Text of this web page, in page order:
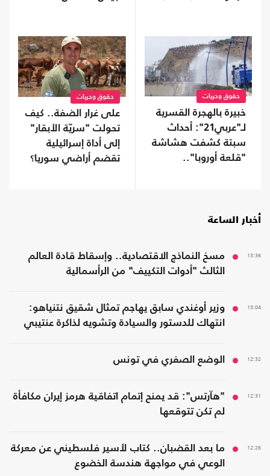
حقوق وحريات
خبيرة بالهجرة القسرية
لـ"عربي21": أحداث
سبتة كشفت هشاشة
"قلعة أوروبا"..
حقوق وحريات
على غرار الضفة.. كيف
تحولت "سريّة الأبقار"
إلى أداة إسرائيلية
تقضم أراضي سوريا؟
أخبار الساعة
13:36
مسخ النماذج الاقتصادية.. وإسقاط قادة العالم
الثالث "أدوات التكييف" من الرأسمالية
13:04
وزير أوغندي سابق يهاجم تمثال شقيق نتنياهو:
انتهاك للدستور والسيادة وتشويه لذاكرة عنتيبي
12:32 الوضع الصفري في تونس
12:31
"هآرتس": قد يمنح إتمام اتفاقية هرمز إيران مكافأة
لم تكن تتوقعها
12:26
ما بعد القضبان.. كتاب لأسير فلسطيني عن معركة
الوعي في مواجهة هندسة الخضوع